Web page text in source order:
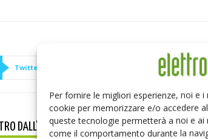
Per fornire le migliori esperienze, noi e
cookie per memorizzare e/o accedere
queste tecnologie permetterà a noi e
come il comportamento durante la
Twitter Pinterest
DALL'AUTORE